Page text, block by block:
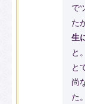
で
た
生
と
と
尚
た。